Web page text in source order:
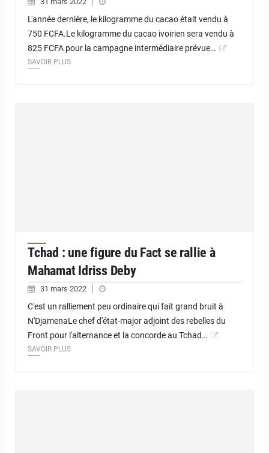
L'année dernière, le kilogramme du cacao était vendu à
750 FCFA.Le kilogramme du cacao ivoirien sera vendu à
825 FCFA pour la campagne intermédiaire prévue…
SAVOIR PLUS
Tchad : une figure du Fact se rallie à
Mahamat Idriss Deby
31 mars 2022
C'est un ralliement peu ordinaire qui fait grand bruit à
N'DjamenaLe chef d'état-major adjoint des rebelles du
Front pour l'alternance et la concorde au Tchad…
SAVOIR PLUS